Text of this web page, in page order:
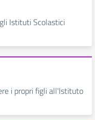
Istituti Scolastici
i propri figli all'Istituto